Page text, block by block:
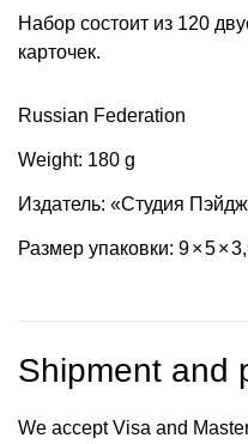
Набор состоит из 120
карточек.
Russian Federation
Weight: 180 g
Издатель: «Cтудия
Размер упаковки: 9×5×
Shipment and
We accept Visa and